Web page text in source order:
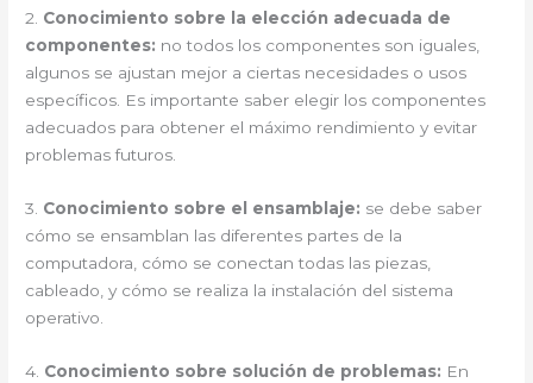
2. Conocimiento sobre la elección adecuada de
componentes: no todos los componentes son iguales,
algunos se ajustan mejor a ciertas necesidades o usos
específicos. Es importante saber elegir los componentes
adecuados para obtener el máximo rendimiento y evitar
problemas futuros.
3. Conocimiento sobre el ensamblaje: se debe saber
cómo se ensamblan las diferentes partes de la
computadora, cómo se conectan todas las piezas,
cableado, y cómo se realiza la instalación del sistema
operativo.
4. Conocimiento sobre solución de problemas: En